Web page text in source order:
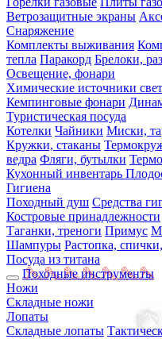
Ветрозащитные экраны
Снаряжение
Комплекты выживания
тепла Паракорд Брелоки,
Освещение, фонари
Химические источники
Кемпинговые фонари
Туристическая посуда
Котелки Чайники Миски,
Кружки, стаканы
ведра Фляги, бутылки
Кухонный инвентарь
Гигиена
Походный душ Средства
Костровые принадлежности
Таганки, треноги Примус
Шампуры Растопка,
Посуда из титана
Походные инструменты
Ножи
Складные ножи
Лопаты
Складные лопаты